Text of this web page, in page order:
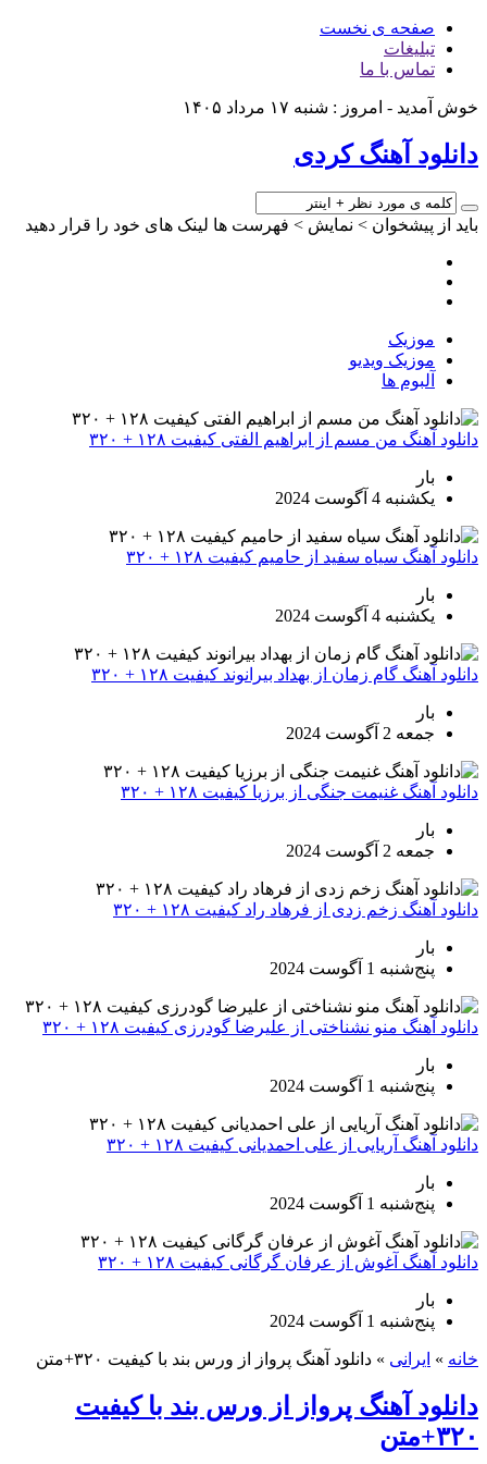
صفحه ی نخست
تبلیغات
تماس با ما
خوش آمدید - امروز : شنبه ۱۷ مرداد ۱۴۰۵
دانلود آهنگ کردی
باید از پیشخوان > نمایش > فهرست ها لینک های خود را قرار دهید
موزیک
موزیک ویدیو
آلبوم ها
دانلود آهنگ من مسم از ابراهیم الفتی کیفیت ۱۲۸ + ۳۲۰
بار
یکشنبه 4 آگوست 2024
دانلود آهنگ سیاه سفید از حامیم کیفیت ۱۲۸ + ۳۲۰
بار
یکشنبه 4 آگوست 2024
دانلود آهنگ گام زمان از بهداد بیرانوند کیفیت ۱۲۸ + ۳۲۰
بار
جمعه 2 آگوست 2024
دانلود آهنگ غنیمت جنگی از برزیا کیفیت ۱۲۸ + ۳۲۰
بار
جمعه 2 آگوست 2024
دانلود آهنگ زخم زدی از فرهاد راد کیفیت ۱۲۸ + ۳۲۰
بار
پنج‌شنبه 1 آگوست 2024
دانلود آهنگ منو نشناختی از علیرضا گودرزی کیفیت ۱۲۸ + ۳۲۰
بار
پنج‌شنبه 1 آگوست 2024
دانلود آهنگ آریایی از علی احمدیانی کیفیت ۱۲۸ + ۳۲۰
بار
پنج‌شنبه 1 آگوست 2024
دانلود آهنگ آغوش از عرفان گرگانی کیفیت ۱۲۸ + ۳۲۰
بار
پنج‌شنبه 1 آگوست 2024
خانه » ایرانی » دانلود آهنگ پرواز از ورس بند با کیفیت ۳۲۰+متن
دانلود آهنگ پرواز از ورس بند با کیفیت
۳۲۰+متن